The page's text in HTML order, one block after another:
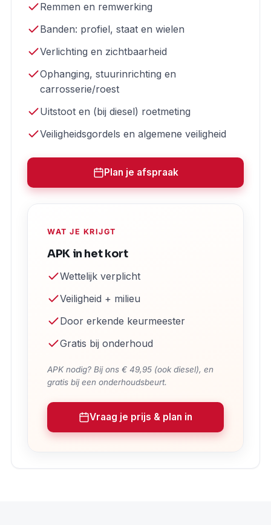
Remmen en remwerking
Banden: profiel, staat en wielen
Verlichting en zichtbaarheid
Ophanging, stuurinrichting en
carrosserie/roest
Uitstoot en (bij diesel) roetmeting
Veiligheidsgordels en algemene veiligheid
Plan je afspraak
WAT JE KRIJGT
APK in het kort
Wettelijk verplicht
Veiligheid + milieu
Door erkende keurmeester
Gratis bij onderhoud
APK nodig? Bij ons € 49,95 (ook diesel), en
gratis bij een onderhoudsbeurt.
Vraag je prijs & plan in